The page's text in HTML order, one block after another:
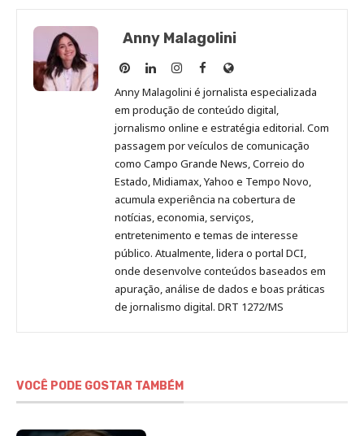
Anny Malagolini
Anny
Malagolini
no
Pinterest
Anny
Malagolini
no
LinkedIn
Anny
Malagolini
no
Instagram
Anny
Malagolini
no
Facebook
Site
de
Anny
Malagolini
Anny Malagolini é jornalista especializada
em produção de conteúdo digital,
jornalismo online e estratégia editorial. Com
passagem por veículos de comunicação
como Campo Grande News, Correio do
Estado, Midiamax, Yahoo e Tempo Novo,
acumula experiência na cobertura de
notícias, economia, serviços,
entretenimento e temas de interesse
público. Atualmente, lidera o portal DCI,
onde desenvolve conteúdos baseados em
apuração, análise de dados e boas práticas
de jornalismo digital. DRT 1272/MS
VOCÊ PODE GOSTAR TAMBÉM